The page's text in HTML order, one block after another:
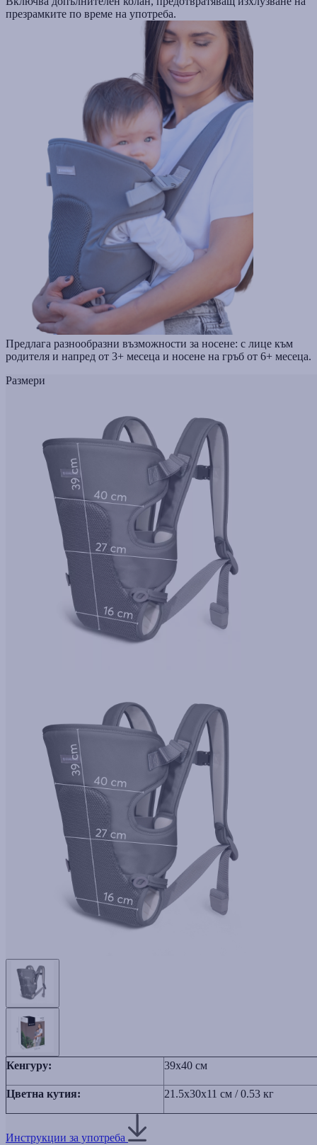
презрамките по време на употреба.
Предлага разнообразни възможности за носене: с лице към
родителя и напред от 3+ месеца и носене на гръб от 6+ месеца.
Размери
Кенгуру: 39x40 см
Цветна кутия: 21.5х30x11 см / 0.53 кг
Инструкции за употреба